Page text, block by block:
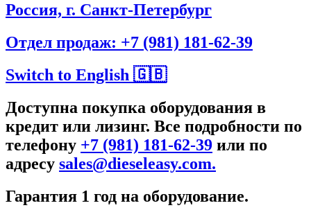
Россия, г. Санкт-Петербург
Отдел продаж: +7 (981) 181-62-39
Switch to English 🇬🇧
Доступна покупка оборудования в
кредит или лизинг. Все подробности по
телефону +7 (981) 181-62-39 или по
адресу sales@dieseleasy.com.
Гарантия 1 год на оборудование.